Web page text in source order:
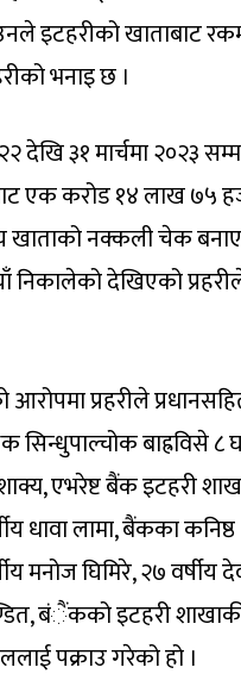
इटहरीको खाताबाट
भनाइ छ ।
देखि ३१ मार्चमा २०२३
एक करोड १४ लाख ७५
खाताको नक्कली चेक
निकालेको देखिएको
आरोपमा प्रहरीले
सिन्धुपाल्चोक बाह्रविसे
एभरेष्ट बैंक इटहरी
धावा लामा, बैंकका कनिष्ठ
मनोज घिमिरे, २७ वर्षीय
बंैंकको इटहरी
पक्राउ गरेको हो ।